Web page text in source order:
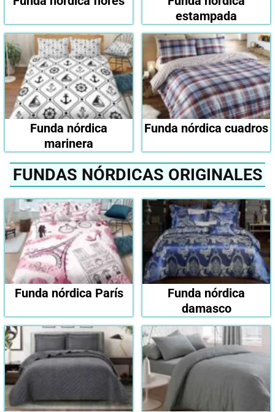
estampada
Funda nórdica
marinera
Funda nórdica cuadros
FUNDAS NÓRDICAS ORIGINALES
Funda nórdica París
Funda nórdica
damasco